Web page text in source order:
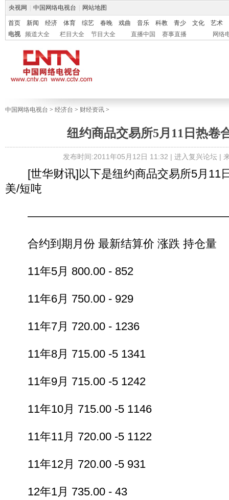
央视网 中国网络电视台 网站地图
首页 新闻 经济 体育 综艺 春晚 戏曲 音乐 科教 青少 文化
艺术
电视
频道大全 栏目大全 节目大全 直播中国 赛事直播 网络
中国网络电视台 > 经济台 > 财经资讯 >
纽约商品交易所5月11日热卷
发布时间:2011年05月12日 11:32 | 进入复兴论坛|
[世华财讯]以下是纽约商品交易所5月11
美/短吨
合约到期月份 最新结算价 涨跌 持仓量
11年5月 800.00 - 852
11年6月 750.00 - 929
11年7月 720.00 - 1236
11年8月 715.00 -5 1341
11年9月 715.00 -5 1242
11年10月 715.00 -5 1146
11年11月 720.00 -5 1122
11年12月 720.00 -5 931
12年1月 735.00 - 43